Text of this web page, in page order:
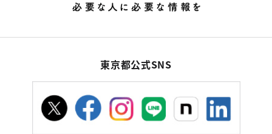
東京都公式SNS